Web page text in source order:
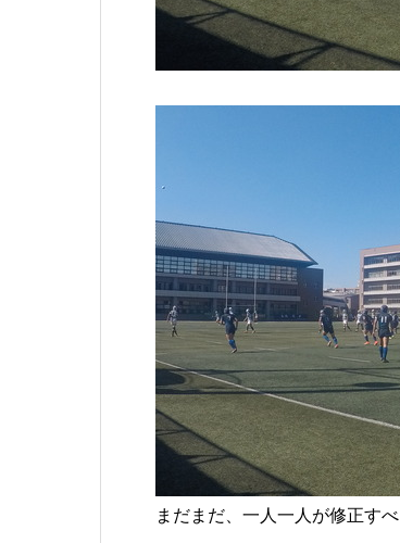
まだまだ、一人一人が修正す